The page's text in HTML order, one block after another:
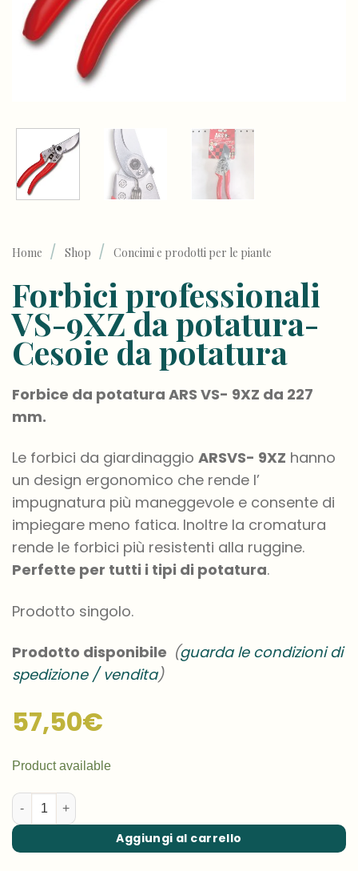
Home / Shop / Concimi e prodotti per le piante
Forbici professionali
VS-9XZ da potatura-
Cesoie da potatura
Forbice da potatura ARS VS- 9XZ da 227
mm.
Le forbici da giardinaggio ARSVS- 9XZ hanno
un design ergonomico che rende l’
impugnatura più maneggevole e consente di
impiegare meno fatica. Inoltre la cromatura
rende le forbici più resistenti alla ruggine.
Perfette per tutti i tipi di potatura.
Prodotto singolo.
Prodotto disponibile (guarda le condizioni di
spedizione / vendita)
57,50€
Product available
Forbici professionali VS-9XZ da potatura- Cesoie da potatura
Aggiungi al carrello